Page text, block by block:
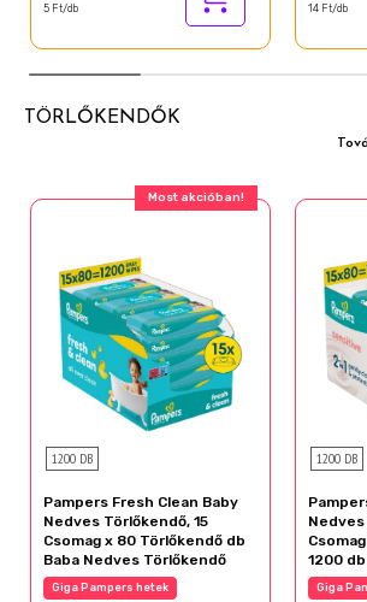
5 Ft/db 14 Ft/db
TÖRLŐKENDŐK
Most akcióban!
1200 DB
Pampers Fresh Clean Baby
Nedves Törlőkendő, 15
Csomag x 80 Törlőkendő db
Baba Nedves Törlőkendő
Giga Pampers hetek
1200 DB
Nedves
1200
Giga